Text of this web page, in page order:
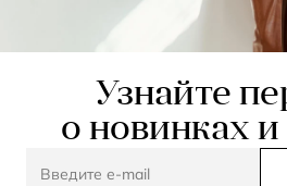
Узнайте
о новинках